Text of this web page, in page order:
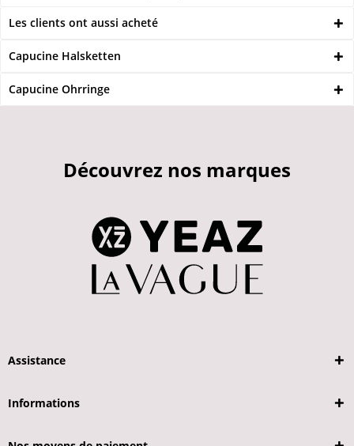
Les clients ont aussi acheté
Capucine Halsketten
Capucine Ohrringe
Découvrez nos marques
Assistance
Informations